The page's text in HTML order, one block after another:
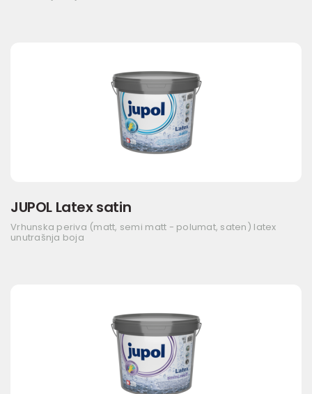
JUPOL Latex satin
Vrhunska periva (matt, semi matt - polumat, saten) latex
unutrašnja boja